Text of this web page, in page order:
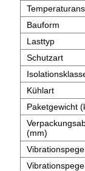
Bauform
Lasttyp
Schutzart
Kühlart
Paketgewicht
(mm)